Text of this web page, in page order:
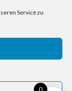
Service zu